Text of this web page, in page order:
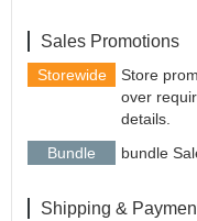
Sales Promotions
Storewide
Store
over
details.
Bundle
bundle
Shipping &